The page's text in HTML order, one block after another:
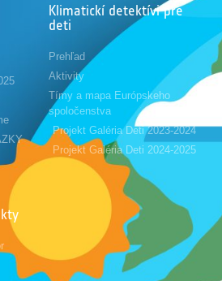
Klimatickí detektívi pre
deti
Prehľad
Aktivity
Tímy a mapa Európskeho
spoločenstva
Projekt Galéria Deti 2023-2024
Projekt Galéria Deti 2024-2025